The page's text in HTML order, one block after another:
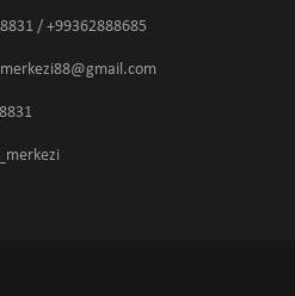
/ +99362888685